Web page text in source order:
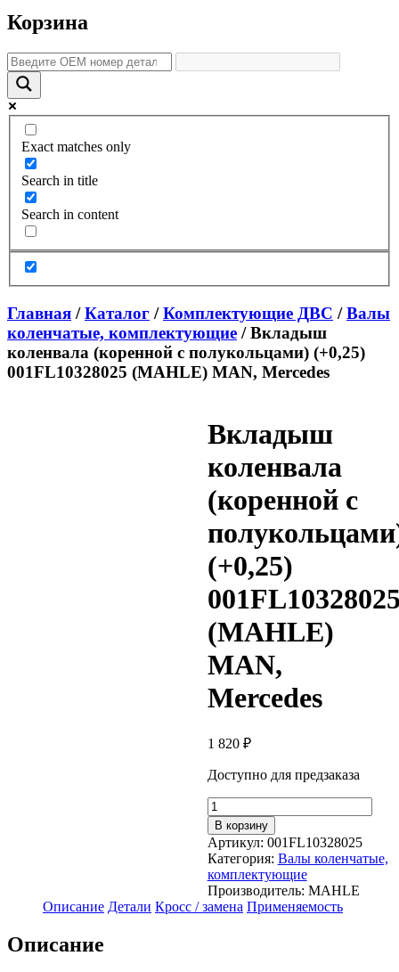
Корзина
Exact matches only
Search in title
Search in content
Главная /Каталог /Комплектующие ДВС /Валы
коленчатые, комплектующие / Вкладыш
коленвала (коренной с полукольцами) (+0,25)
001FL10328025 (MAHLE) MAN, Mercedes
Вкладыш
коленвала
(коренной с
(+0,25)
(MAHLE)
MAN,
Mercedes
1 820 ₽
Доступно для предзаказа
Количество
товара
Вкладыш
коленвала
(коренной
с
полукольцами)
(+0,25)
В корзину
Артикул: 001FL10328025
Категория: Валы коленчатые,
комплектующие
Производитель: MAHLE
Описание Детали Кросс / замена Применяемость
Описание